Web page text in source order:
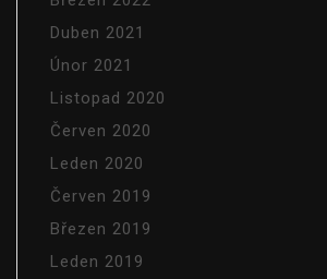
Duben 2021
Únor 2021
Listopad 2020
Červen 2020
Leden 2020
Červen 2019
Březen 2019
Leden 2019